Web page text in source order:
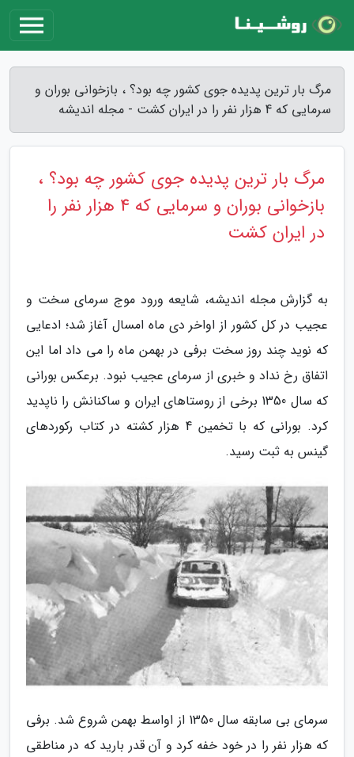
مرگ بار ترین پدیده جوی کشور چه بود؟ ، بازخوانی بوران و
سرمایی که 4 هزار نفر را در ایران کشت - مجله اندیشه
مرگ بار ترین پدیده جوی کشور چه بود؟ ،
بازخوانی بوران و سرمایی که 4 هزار نفر را
در ایران کشت
به گزارش مجله اندیشه، شایعه ورود موج سرمای سخت و
عجیب در کل کشور از اواخر دی ماه امسال آغاز شد؛ ادعایی
که نوید چند روز سخت برفی در بهمن ماه را می داد اما این
اتفاق رخ نداد و خبری از سرمای عجیب نبود. برعکس بورانی
که سال 1350 برخی از روستاهای ایران و ساکنانش را ناپدید
کرد. بورانی که با تخمین 4 هزار کشته در کتاب رکوردهای
گینس به ثبت رسید.
سرمای بی سابقه سال 1350 از اواسط بهمن شروع شد. برفی
که هزار نفر را در خود خفه کرد و آن قدر بارید که در مناطقی